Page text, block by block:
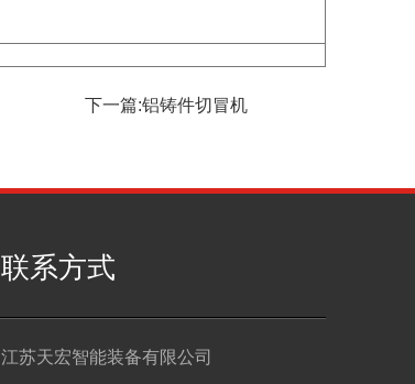
下一篇:铝铸件切冒机
联系方式
江苏天宏智能装备有限公司